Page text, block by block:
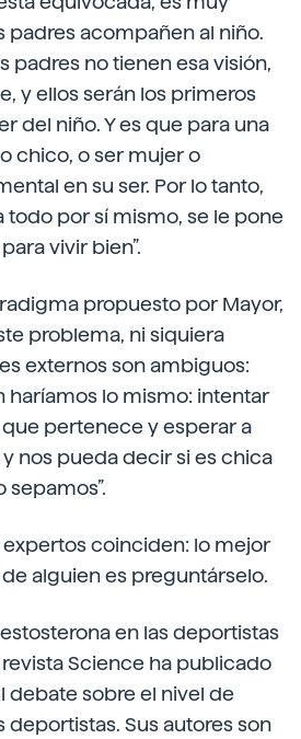
padres acompañen al niño.
padres no tienen esa visión,
y ellos serán los primeros
del niño. Y es que para una
chico, o ser mujer o
en su ser. Por lo tanto,
todo por sí mismo, se le pone
vivir bien”.
propuesto por Mayor,
problema, ni siquiera
externos son ambiguos:
haríamos lo mismo: intentar
pertenece y esperar a
nos pueda decir si es chica
expertos coinciden: lo mejor
alguien es preguntárselo.
en las deportistas
Science ha publicado
debate sobre el nivel de
deportistas. Sus autores son